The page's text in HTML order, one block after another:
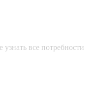
все потребности